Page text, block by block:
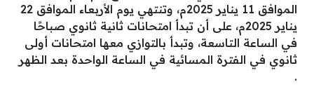
الموافق 11 يناير 2025م، وتنتهي يوم الأربعاء الموافق 22
يناير 2025م، على أن تبدأ امتحانات ثانية ثانوي صباحًا
في الساعة التاسعة، وتبدأ بالتوازي معها امتحانات أولى
ثانوي في الفترة المسائية في الساعة الواحدة بعد الظهر
.